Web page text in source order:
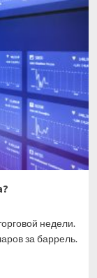
недели.
за баррель.